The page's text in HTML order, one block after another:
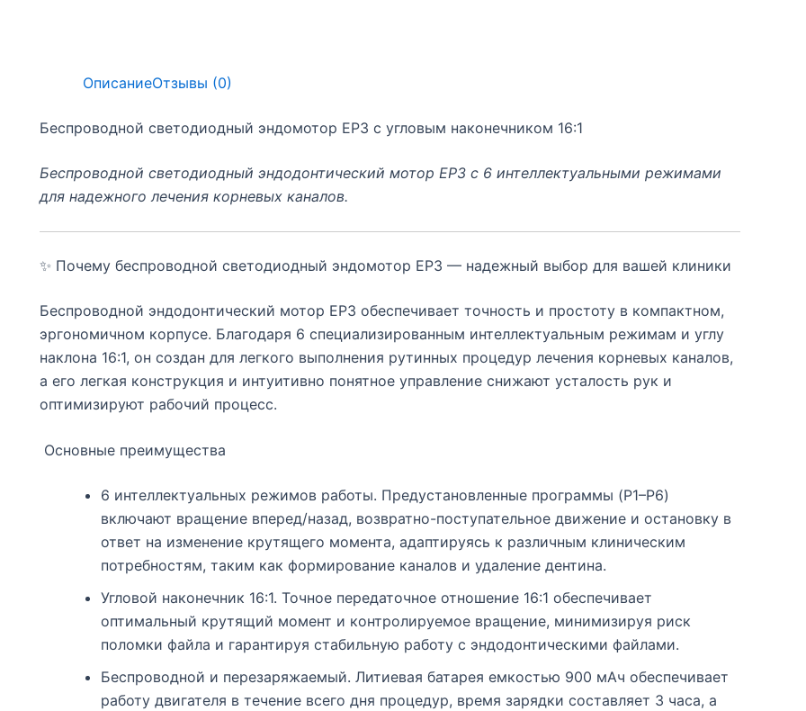
ОписаниеОтзывы (0)
Беспроводной светодиодный эндомотор EP3 с угловым наконечником 16:1
Беспроводной светодиодный эндодонтический мотор EP3 с 6 интеллектуальными режимами
для надежного лечения корневых каналов.
✨ Почему беспроводной светодиодный эндомотор EP3 — надежный выбор для вашей клиники
Беспроводной эндодонтический мотор EP3 обеспечивает точность и простоту в компактном,
эргономичном корпусе. Благодаря 6 специализированным интеллектуальным режимам и углу
наклона 16:1, он создан для легкого выполнения рутинных процедур лечения корневых каналов,
а его легкая конструкция и интуитивно понятное управление снижают усталость рук и
оптимизируют рабочий процесс.
Основные преимущества
6 интеллектуальных режимов работы. Предустановленные программы (P1–P6)
включают вращение вперед/назад, возвратно-поступательное движение и остановку в
ответ на изменение крутящего момента, адаптируясь к различным клиническим
потребностям, таким как формирование каналов и удаление дентина.
Угловой наконечник 16:1. Точное передаточное отношение 16:1 обеспечивает
оптимальный крутящий момент и контролируемое вращение, минимизируя риск
поломки файла и гарантируя стабильную работу с эндодонтическими файлами.
Беспроводной и перезаряжаемый. Литиевая батарея емкостью 900 мАч обеспечивает
работу двигателя в течение всего дня процедур, время зарядки составляет 3 часа, а